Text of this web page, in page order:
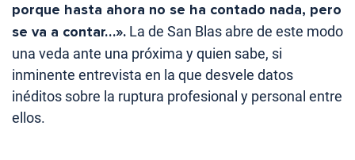
porque hasta ahora no se ha contado nada, pero
se va a contar…». La de San Blas abre de este modo
una veda ante una próxima y quien sabe, si
inminente entrevista en la que desvele datos
inéditos sobre la ruptura profesional y personal entre
ellos.